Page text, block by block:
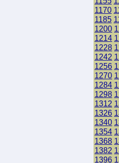
1170
1185
1200
1214
1228
1242
1256
1270
1284
1298
1312
1326
1340
1354
1368
1382
1396